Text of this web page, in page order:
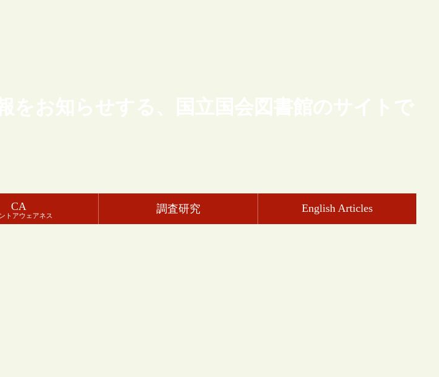
をお知らせする、国立国会図書館のサイトで
CA
トアウェアネス
調査研究 English Articles